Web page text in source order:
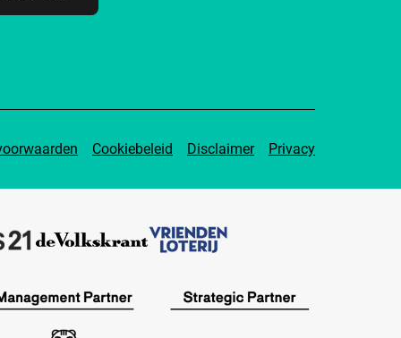
Cookiebeleid Disclaimer Privacy